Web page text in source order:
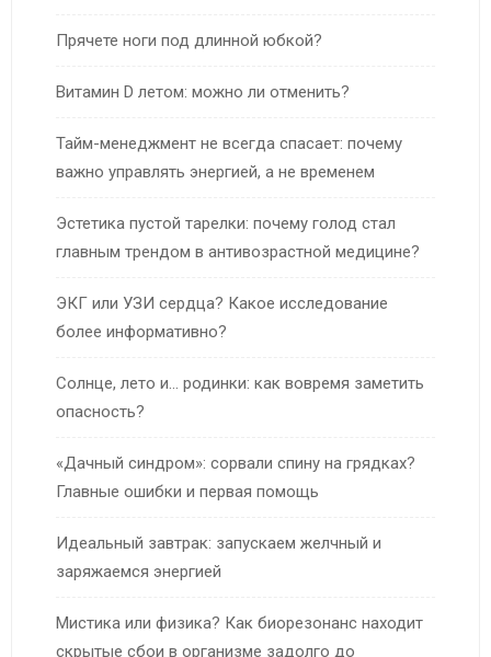
Прячете ноги под длинной юбкой?
Витамин D летом: можно ли отменить?
Тайм-менеджмент не всегда спасает: почему
важно управлять энергией, а не временем
Эстетика пустой тарелки: почему голод стал
главным трендом в антивозрастной медицине?
ЭКГ или УЗИ сердца? Какое исследование
более информативно?
Солнце, лето и… родинки: как вовремя заметить
опасность?
«Дачный синдром»: сорвали спину на грядках?
Главные ошибки и первая помощь
Идеальный завтрак: запускаем желчный и
заряжаемся энергией
Мистика или физика? Как биорезонанс находит
скрытые сбои в организме задолго до